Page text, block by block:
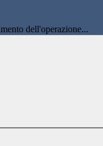
dell'operazione...